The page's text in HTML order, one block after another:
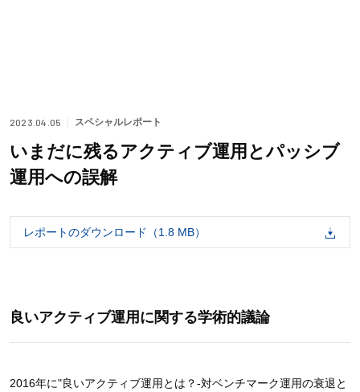
企業情報
スパークス・グループ
SPARX Asset Management Korea Co., Ltd.
宇宙フロンティアファンド
お問い合わせ
2023.04.05 スペシャルレポート
いまだに残るアクティブ運用とパッシブ
運用への誤解
レポートのダウンロード（1.8 MB）
良いアクティブ運用に関する学術的議論
2016年に"良いアクティブ運用とは？-対ベンチマーク運用の衰退と